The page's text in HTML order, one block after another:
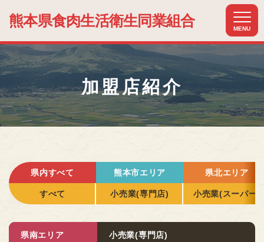
熊本県食肉生活衛生同業組合
加盟店紹介
県内すべて 熊本市エリア 県北エリア
すべて 小売業(専門店) 小売業(スーパー)
県南エリア 小売業(専門店)
MENU
ホーム
HOME
組合について
ABOUT US
加盟店紹介
MEMBER
関連組織紹介
お知らせ